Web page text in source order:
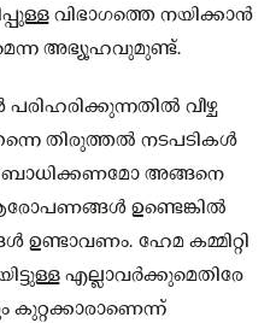
വിഭാഗത്തെ നയിക്കാൻ
അഭ്യൂഹവുമുണ്ട്.
വീഴ്ച
തിരുത്തൽ നടപടികൾ
അങ്ങനെ
ഉണ്ടെങ്കിൽ
ഹേമ കമ്മിറ്റി
എല്ലാവർക്കുമെതിരേ